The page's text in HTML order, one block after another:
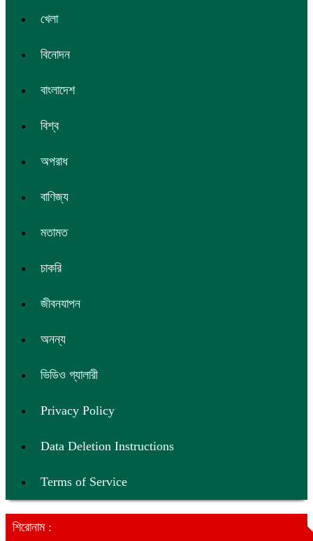
খেলা
বিনোদন
বাংলাদেশ
বিশ্ব
অপরাধ
বাণিজ্য
মতামত
চাকরি
জীবনযাপন
অনন্য
ভিডিও গ্যালারী
Privacy Policy
Data Deletion Instructions
Terms of Service
শিরোনাম :